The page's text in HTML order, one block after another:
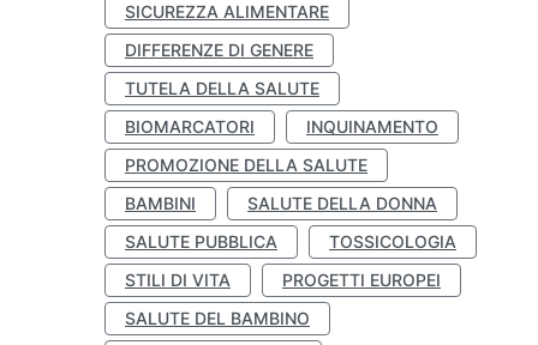
SICUREZZA ALIMENTARE
DIFFERENZE DI GENERE
TUTELA DELLA SALUTE
BIOMARCATORI
INQUINAMENTO
PROMOZIONE DELLA SALUTE
BAMBINI
SALUTE DELLA DONNA
SALUTE PUBBLICA
TOSSICOLOGIA
STILI DI VITA
PROGETTI EUROPEI
SALUTE DEL BAMBINO